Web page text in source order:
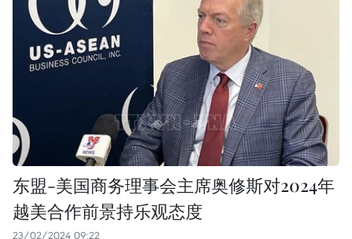
东盟-美国商务理事会主席奥修斯对2024年
越美合作前景持乐观态度
23/02/2024 09:22